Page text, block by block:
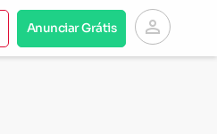
Anunciar Grátis person